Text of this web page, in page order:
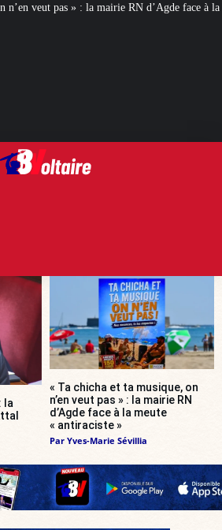
face à la meute « antiraciste » La
la
« Ta chicha et ta musique, on
n’en veut pas » : la mairie RN
d’Agde face à la meute
« antiraciste »
Par Yves-Marie Sévillia